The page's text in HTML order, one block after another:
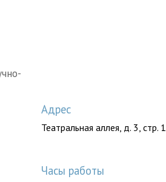
Адрес
Театральная аллея, д. 3, стр. 1
Часы работы